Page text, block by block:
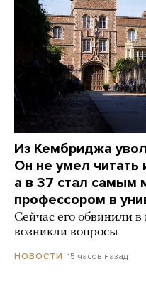
Из Кембриджа
Он не умел читать
а в 37 стал
профессором в
Сейчас его обвинили в
возникли вопросы
НОВОСТИ 15 часов назад